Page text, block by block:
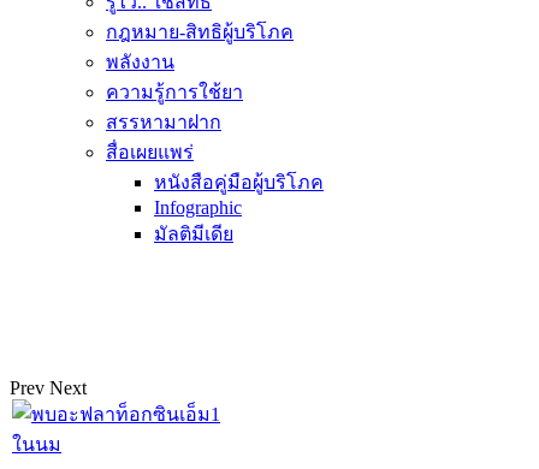
กฎหมาย-สิทธิผู้บริโภค
พลังงาน
ความรู้การใช้ยา
สรรหามาฝาก
สื่อเผยแพร่
หนังสือคู่มือผู้บริโภค
Infographic
มัลติมีเดีย
Prev Next